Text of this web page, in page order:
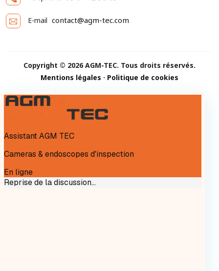
E-mail contact@agm-tec.com
Copyright © 2026 AGM-TEC. Tous droits réservés.
Mentions légales · Politique de cookies